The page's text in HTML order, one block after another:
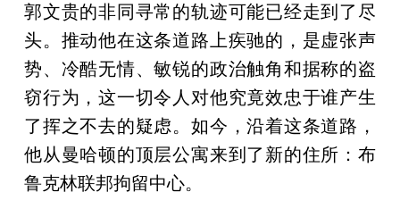
郭文贵的非同寻常的轨迹可能已经走到了尽
头。推动他在这条道路上疾驰的，是虚张声
势、冷酷无情、敏锐的政治触角和据称的盗
窃行为，这一切令人对他究竟效忠于谁产生
了挥之不去的疑虑。如今，沿着这条道路，
他从曼哈顿的顶层公寓来到了新的住所：布
鲁克林联邦拘留中心。